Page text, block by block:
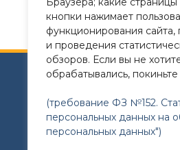
кнопки нажимает
функционирования сайта,
и проведения
обзоров. Если вы не
обрабатывались, покиньте
(требование ФЗ №152.
персональных данных на
персональных данных")
Сайт разработан в
Требования к
утверждены